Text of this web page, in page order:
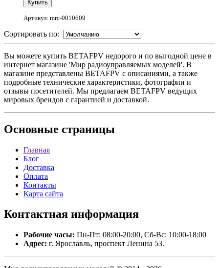
Артикул: mrc-0010609
Сортировать по:
Вы можете купить BETAFPV недорого и по выгодной цене в
интернет магазине 'Мир радиоуправляемых моделей'. В
магазине представлены BETAFPV с описаниями, а также
подробные технические характеристики, фотографии и
отзывы посетителей. Мы предлагаем BETAFPV ведущих
мировых брендов с гарантией и доставкой.
Основные страницы
Главная
Блог
Доставка
Оплата
Контакты
Карта сайта
Контактная информация
Рабочие часы: Пн-Пт: 08:00-20:00, Сб-Вс: 10:00-18:00
Адрес: г. Ярославль, проспект Ленина 53.